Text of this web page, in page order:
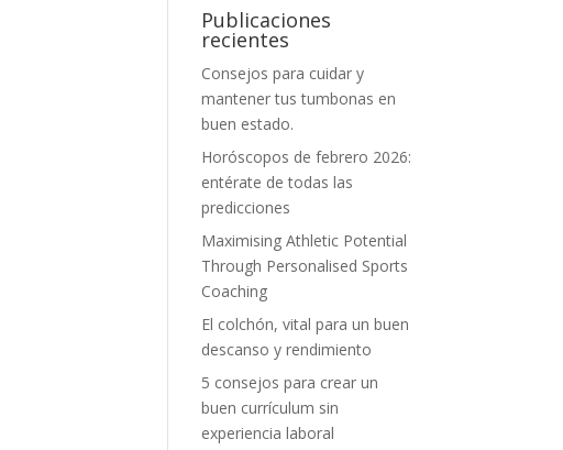
Publicaciones
recientes
Consejos para cuidar y
mantener tus tumbonas en
buen estado.
Horóscopos de febrero 2026:
entérate de todas las
predicciones
Maximising Athletic Potential
Through Personalised Sports
Coaching
El colchón, vital para un buen
descanso y rendimiento
5 consejos para crear un
buen currículum sin
experiencia laboral